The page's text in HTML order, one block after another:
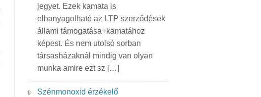
jegyet. Ezek kamata is
elhanyagolható az LTP szerződések
állami támogatása+kamatához
képest. És nem utolsó sorban
társasházaknál mindig van olyan
munka amire ezt sz […]
Szénmonoxid érzékelő